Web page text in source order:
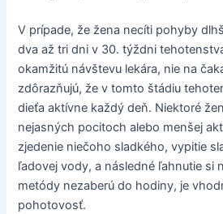
V prípade, že žena necíti pohyby
dva až tri dni v 30. týždni
okamžitú návštevu lekára, nie na
zdôrazňujú, že v tomto štádiu
dieťa aktívne každý deň. Niektoré
nejasných pocitoch alebo menšej
zjedenie niečoho sladkého, vypitie
ľadovej vody, a následné ľahnutie si
metódy nezaberú do hodiny, je
pohotovosť.